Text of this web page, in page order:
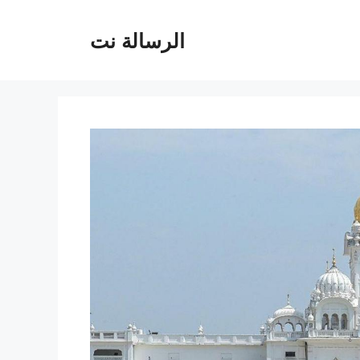
الرسالة نت